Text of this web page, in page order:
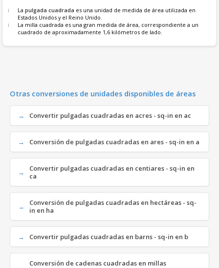
La pulgada cuadrada es una unidad de medida de área utilizada en
Estados Unidos y el Reino Unido.
La milla cuadrada es una gran medida de área, correspondiente a un
cuadrado de aproximadamente 1,6 kilómetros de lado.
Otras conversiones de unidades disponibles de áreas
Convertir pulgadas cuadradas en acres - sq-in en ac
Conversión de pulgadas cuadradas en ares - sq-in en a
Convertir pulgadas cuadradas en centiares - sq-in en
ca
Conversión de pulgadas cuadradas en hectáreas - sq-
in en ha
Convertir pulgadas cuadradas en barns - sq-in en b
Conversión de cadenas cuadradas en millas